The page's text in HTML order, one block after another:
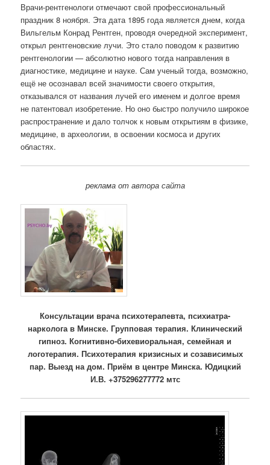
Врачи-рентгенологи отмечают свой профессиональный
праздник 8 ноября. Эта дата 1895 года является днем, когда
Вильгельм Конрад Рентген, проводя очередной эксперимент,
открыл рентгеновские лучи. Это стало поводом к развитию
рентгенологии — абсолютно нового тогда направления в
диагностике, медицине и науке. Сам ученый тогда, возможно,
ещё не осознавал всей значимости своего открытия,
отказывался от названия лучей его именем и долгое время
не патентовал изобретение. Но оно быстро получило широкое
распространение и дало толчок к новым открытиям в физике,
медицине, в археологии, в освоении космоса и других
областях.
реклама от автора сайта
Консультации врача психотерапевта, психиатра-
нарколога в Минске. Групповая терапия. Клинический
гипноз. Когнитивно-бихевиоральная, семейная и
логотерапия. Психотерапия кризисных и созависимых
пар. Выезд на дом. Приём в центре Минска. Юдицкий
И.В. +375296277772 мтс